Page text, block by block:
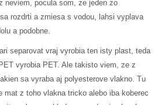
neviem, pocula som, ze jeden zo
rozdrti a zmiesa s vodou, lahsi vyplava
a podobne.
separovat vraj vyrobia ten isty plast, teda
vyrobia PET. Ale takisto viem, ze z
sa vyraba aj polyesterove vlakno. Tu
mat z toho vlakna tricko alebo iba koberec